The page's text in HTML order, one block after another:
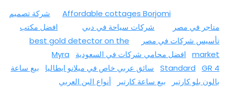
Affordable cottages Borjomi
شركة تصميم
متاجر في مصر
شركات سياحة في دبي
افضل مكتب
تأسيس شركات في مصر
best gold detector on the
market
افضل محامي شركات في السعودية
Myra
Standard
GR 4 سائق عربي خاص في ميلانو ايطاليا
بيع ساعة
بالون بلو كارتير
بيع ساعة كارتير أنواع البن العربي